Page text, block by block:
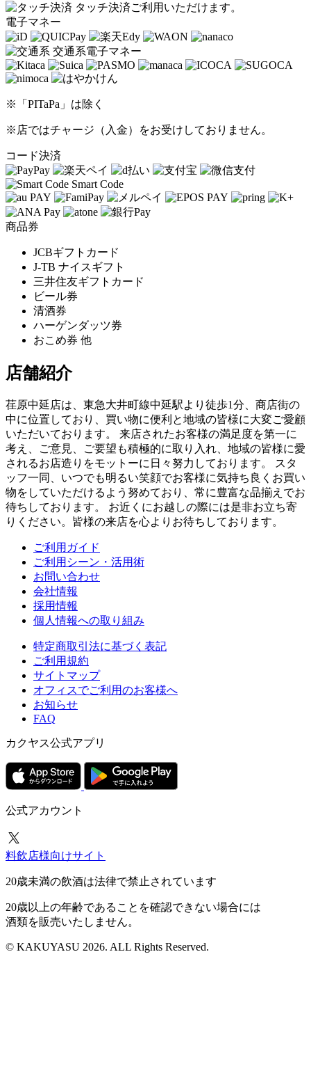
タッチ決済ご利用いただけます。
電子マネー
交通系電子マネー
※「PITaPa」は除く
※店ではチャージ（入金）をお受けしておりません。
コード決済
Smart Code
商品券
JCBギフトカード
J-TB ナイスギフト
三井住友ギフトカード
ビール券
清酒券
ハーゲンダッツ券
おこめ券 他
店舗紹介
荏原中延店は、東急大井町線中延駅より徒歩1分、商店街の
中に位置しており、買い物に便利と地域の皆様に大変ご愛顧
いただいております。 来店されたお客様の満足度を第一に
考え、ご意見、ご要望も積極的に取り入れ、地域の皆様に愛
されるお店造りをモットーに日々努力しております。 スタ
ッフ一同、いつでも明るい笑顔でお客様に気持ち良くお買い
物をしていただけるよう努めており、常に豊富な品揃えでお
待ちしております。 お近くにお越しの際には是非お立ち寄
りください。皆様の来店を心よりお待ちしております。
ご利用ガイド
ご利用シーン・活用術
お問い合わせ
会社情報
採用情報
個人情報への取り組み
特定商取引法に基づく表記
ご利用規約
サイトマップ
オフィスでご利用のお客様へ
お知らせ
FAQ
カクヤス公式アプリ
公式アカウント
料飲店様向けサイト
20歳未満の飲酒は法律で禁止されています
20歳以上の年齢であることを確認できない場合には
酒類を販売いたしません。
© KAKUYASU 2026. ALL Rights Reserved.